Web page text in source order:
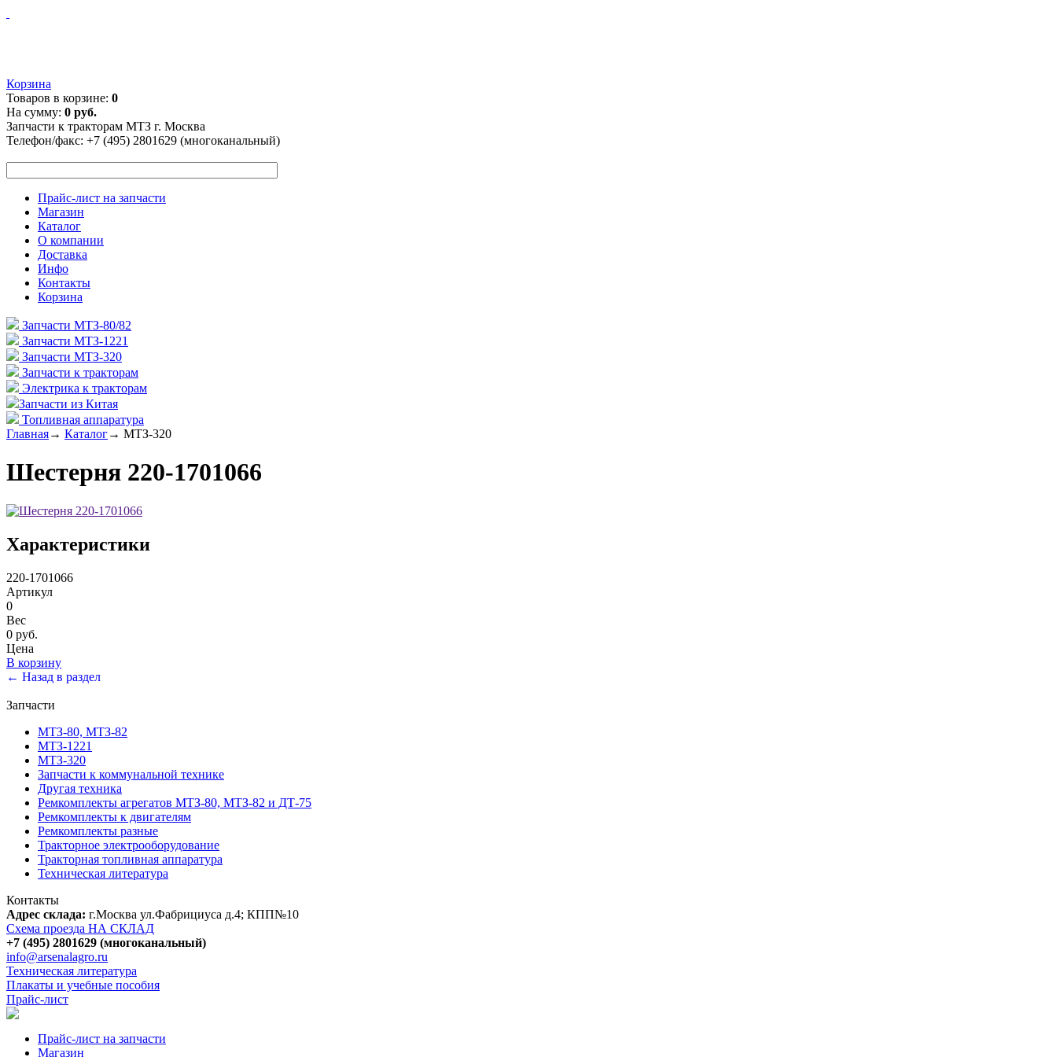
Корзина
Товаров в корзине: 0
На сумму: 0 руб.
Запчасти к тракторам МТЗ г. Москва
Телефон/факс: +7 (495) 2801629 (многоканальный)
Прайс-лист на запчасти
Магазин
Каталог
О компании
Доставка
Инфо
Контакты
Корзина
Запчасти МТЗ-80/82
Запчасти МТЗ-1221
Запчасти МТЗ-320
Запчасти к тракторам
Электрика к тракторам
Запчасти из Китая
Топливная аппаратура
Главная→ Каталог→ МТЗ-320
Шестерня 220-1701066
Характеристики
220-1701066
Артикул
0
Вес
0 руб.
Цена
В корзину
← Назад в раздел
Запчасти
МТЗ-80, МТЗ-82
МТЗ-1221
МТЗ-320
Запчасти к коммунальной технике
Другая техника
Ремкомплекты агрегатов МТЗ-80, МТЗ-82 и ДТ-75
Ремкомплекты к двигателям
Ремкомплекты разные
Тракторное электрооборудование
Тракторная топливная аппаратура
Техническая литература
Контакты
Адрес склада: г.Москва ул.Фабрициуса д.4; КПП№10
Схема проезда НА СКЛАД
+7 (495) 2801629 (многоканальный)
info@arsenalagro.ru
Техническая литература
Плакаты и учебные пособия
Прайс-лист
Прайс-лист на запчасти
Магазин